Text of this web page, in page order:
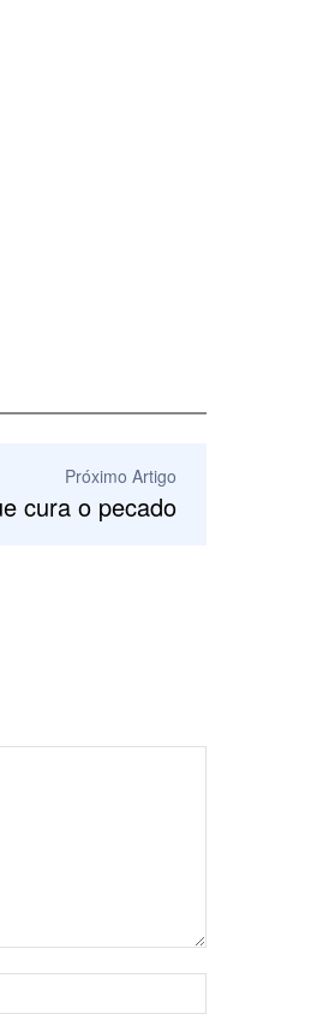
Próximo Artigo
cura o pecado